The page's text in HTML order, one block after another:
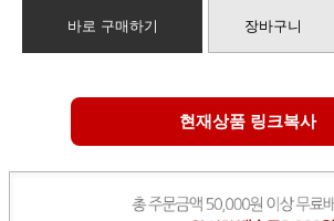
바로 구매하기 장바구니
현재상품 링크복사